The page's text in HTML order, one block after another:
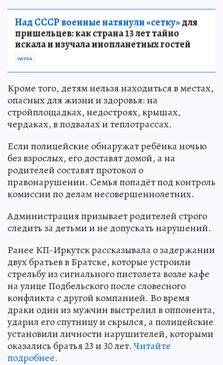
Над СССР военные натянули «сетку»для
пришельцев: как страна 13 лет тайно
искала и изучала инопланетных гостей
НАУКА
Кроме того, детям нельзя находиться в местах,
опасных для жизни и здоровья: на
стройплощадках, недостроях, крышах,
чердаках, в подвалах и теплотрассах.
Если полицейские обнаружат ребёнка ночью
без взрослых, его доставят домой, а на
родителей составят протокол о
правонарушении. Семья попадёт под контроль
комиссии по делам несовершеннолетних.
Администрация призывает родителей строго
следить за детьми и не допускать нарушений.
Ранее КП-Иркутск рассказывала о задержании
двух братьев в Братске, которые устроили
стрельбу из сигнального пистолета возле кафе
на улице Подбельского после словесного
конфликта с другой компанией. Во время
драки один из мужчин выстрелил в оппонента,
ударил его спутницу и скрылся, а полицейские
установили личности нарушителей, которыми
оказались братья 23 и 30 лет.Читайте
подробнее.